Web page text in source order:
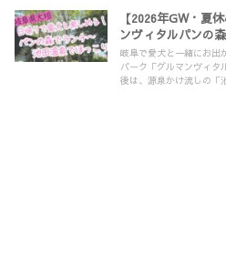
【2026年GW・夏
ンヴィタルパンの
岐阜で愛犬と一緒にお出
パーク「グルマンヴィタ
後は、源泉かけ流しの「